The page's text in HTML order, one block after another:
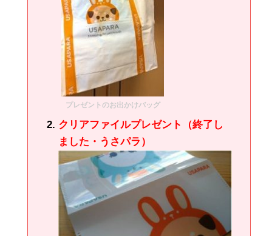
プレゼントのお出かけバッグ
クリアファイルプレゼント（終了し
ました・うさパラ）